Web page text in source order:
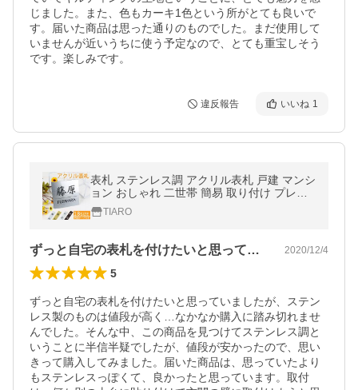
じました。また、色もカーキ1色という所がとても良いで
す。届いた商品は思った通りのものでした。まだ使用して
いませんが近いうちに使う予定なので、とても重宝しそう
です。楽しみです。
違反報告 いいね 1
表札 ステンレス調 アクリル表札 戸建 マンシ
ョン おしゃれ 二世帯 簡易 取り付け プレー
ト レーザー彫刻 テープ無料付き アクリル表
札(hs-jc01) 送料無料
TIARO
ずっと自宅の表札を付けたいと思っていま… 2020/12/4
5
ずっと自宅の表札を付けたいと思っていましたが、ステン
レス製のものは値段が高く…なかなか購入に踏み切れませ
んでした。そんな中、この商品を見つけてステンレス調と
いうことに半信半疑でしたが、値段が安かったので、思い
きって購入してみました。届いた商品は、思っていたより
もステンレスっぽくて、良かったと思っています。取付